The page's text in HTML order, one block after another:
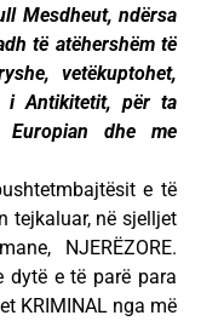
Mesdheut, ndërsa
të atëhershëm të
vetëkuptohet,
i Antikitetit, për ta
dhe me
e të
tejkaluar, në sjelljet
NJERËZORE.
dytë e të parë para
KRIMINAL nga më